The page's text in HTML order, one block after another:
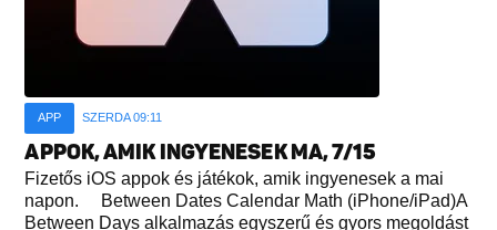
APP SZERDA 09:11
APPOK, AMIK INGYENESEK MA, 7/15
Fizetős iOS appok és játékok, amik ingyenesek a mai
napon. Between Dates Calendar Math (iPhone/iPad)A
Between Days alkalmazás egyszerű és gyors megoldást